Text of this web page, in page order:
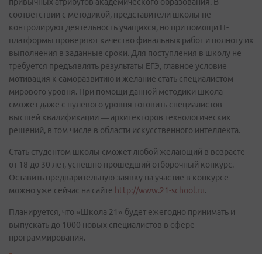
соответствии с методикой, представители школы не
контролируют деятельность учащихся, но при помощи IT-
платформы проверяют качество финальных работ и полноту их
выполнения в заданные сроки. Для поступления в школу не
требуется предъявлять результаты ЕГЭ, главное условие —
мотивация к саморазвитию и желание стать специалистом
мирового уровня. При помощи данной методики школа
сможет даже с нулевого уровня готовить специалистов
высшей квалификации — архитекторов технологических
решений, в том числе в области искусственного интеллекта.
Стать студентом школы сможет любой желающий в возрасте
от 18 до 30 лет, успешно прошедший отборочный конкурс.
Оставить предварительную заявку на участие в конкурсе
можно уже сейчас на сайте http://www.21-school.ru.
Планируется, что «Школа 21» будет ежегодно принимать и
выпускать до 1000 новых специалистов в сфере
программирования.